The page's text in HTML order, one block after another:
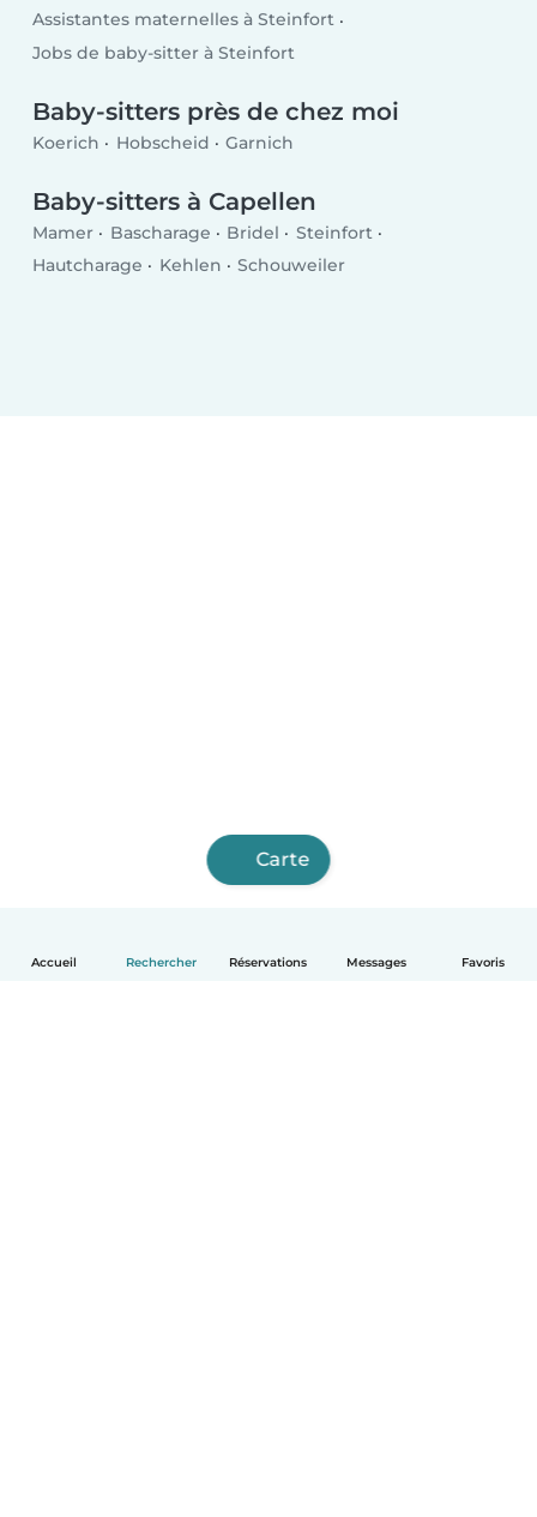
Accueil Rechercher Réservations Messages Favoris
Assistantes maternelles à Steinfort
Jobs de baby-sitter à Steinfort
Baby-sitters près de chez moi
Koerich Hobscheid Garnich
Baby-sitters à Capellen
Mamer Bascharage Bridel
Steinfort
Hautcharage
Kehlen Schouweiler
Carte